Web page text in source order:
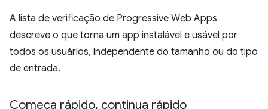
A lista de verificação de Progressive Web Apps
descreve o que torna um app instalável e usável por
todos os usuários, independente do tamanho ou do tipo
de entrada.
Começa rápido, continua rápido